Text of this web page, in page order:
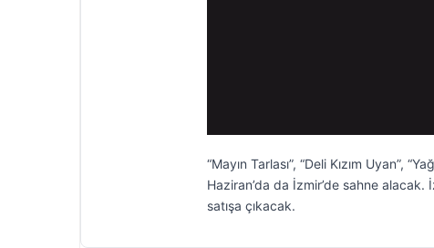
“Mayın Tarlası”, “Deli Kızım Uyan”,
Haziran’da da İzmir’de sahne
satışa çıkacak.